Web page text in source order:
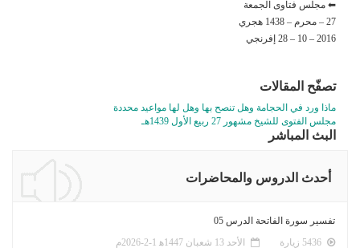
⬅ مجلس فتاوى الجمعة
27 – محرم – 1438 هجري
2016 – 10 – 28 إفرنجي
تصفّح المقالات
ماذا ورد في الحجامة وهل تنصح بها وهل لها مواعيد محددة
مجلس الفتوى للشيخ مشهور 27 ربيع الأول 1439هـ
البث المباشر
أحدث الدروس والمحاضرات
تفسير سورة الفاتحة الدرس 05
الأحد 13 شعبان 1447ﻫ 1-2-2026م